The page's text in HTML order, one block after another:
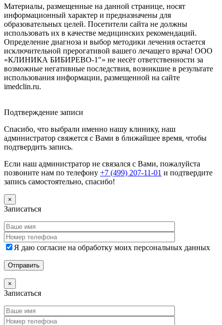
Материалы, размещенные на данной странице, носят
информационный характер и предназначены для
образовательных целей. Посетители сайта не должны
использовать их в качестве медицинских рекомендаций.
Определение диагноза и выбор методики лечения остается
исключительной прерогативой вашего лечащего врача! ООО
«КЛИНИКА БИБИРЕВО-1"» не несёт ответственности за
возможные негативные последствия, возникшие в результате
использования информации, размещенной на сайте
imedclin.ru.
Подтверждение записи
Спасибо, что выбрали именно нашу клинику, наш
администратор свяжется с Вами в ближайшее время, чтобы
подтвердить запись.
Если наш администратор не связался с Вами, пожалуйста
позвоните нам по телефону +7 (499) 207-11-01 и подтвердите
запись самостоятельно, спасибо!
×
Записаться
Я даю согласие на обработку моих персональных данных
×
Записаться